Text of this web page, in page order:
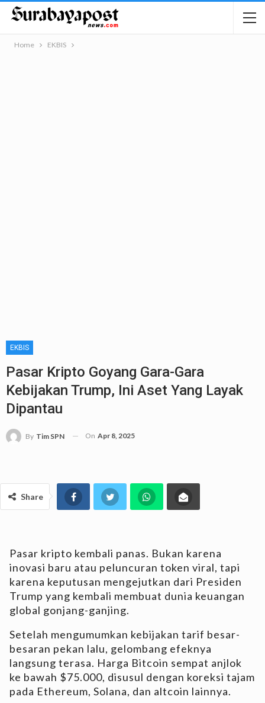
Home EKBIS
EKBIS
Pasar Kripto Goyang Gara-Gara
Kebijakan Trump, Ini Aset Yang Layak
Dipantau
By Tim SPN On Apr 8, 2025
Share
Pasar kripto kembali panas. Bukan karena
inovasi baru atau peluncuran token viral, tapi
karena keputusan mengejutkan dari Presiden
Trump yang kembali membuat dunia keuangan
global gonjang-ganjing.
Setelah mengumumkan kebijakan tarif besar-
besaran pekan lalu, gelombang efeknya
langsung terasa. Harga Bitcoin sempat anjlok
ke bawah $75.000, disusul dengan koreksi tajam
pada Ethereum, Solana, dan altcoin lainnya.